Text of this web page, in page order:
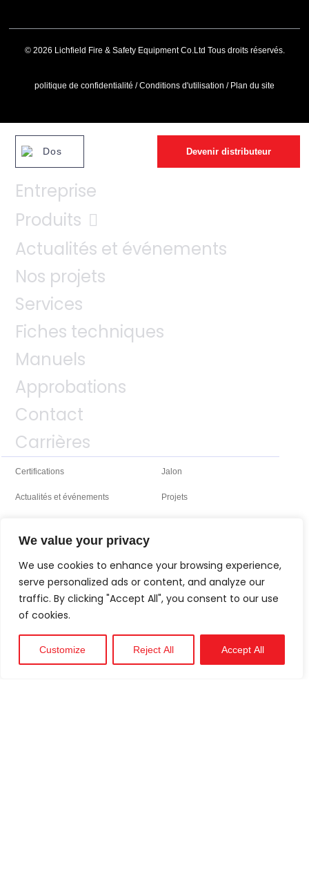
We value your privacy
We use cookies to enhance your browsing experience,
serve personalized ads or content, and analyze our
traffic. By clicking "Accept All", you consent to our use
of cookies.
Customize Reject All Accept All
© 2026 Lichfield Fire & Safety Equipment Co.Ltd Tous droits réservés.
politique de confidentialité /Conditions d'utilisation / Plan du site
Technique
Soutien
Dos Devenir distributeur
Entreprise
Produits
Actualités et événements
Nos projets
Services
Fiches techniques
Manuels
Approbations
Contact
Carrières
Certifications Jalon
Actualités et événements Projets